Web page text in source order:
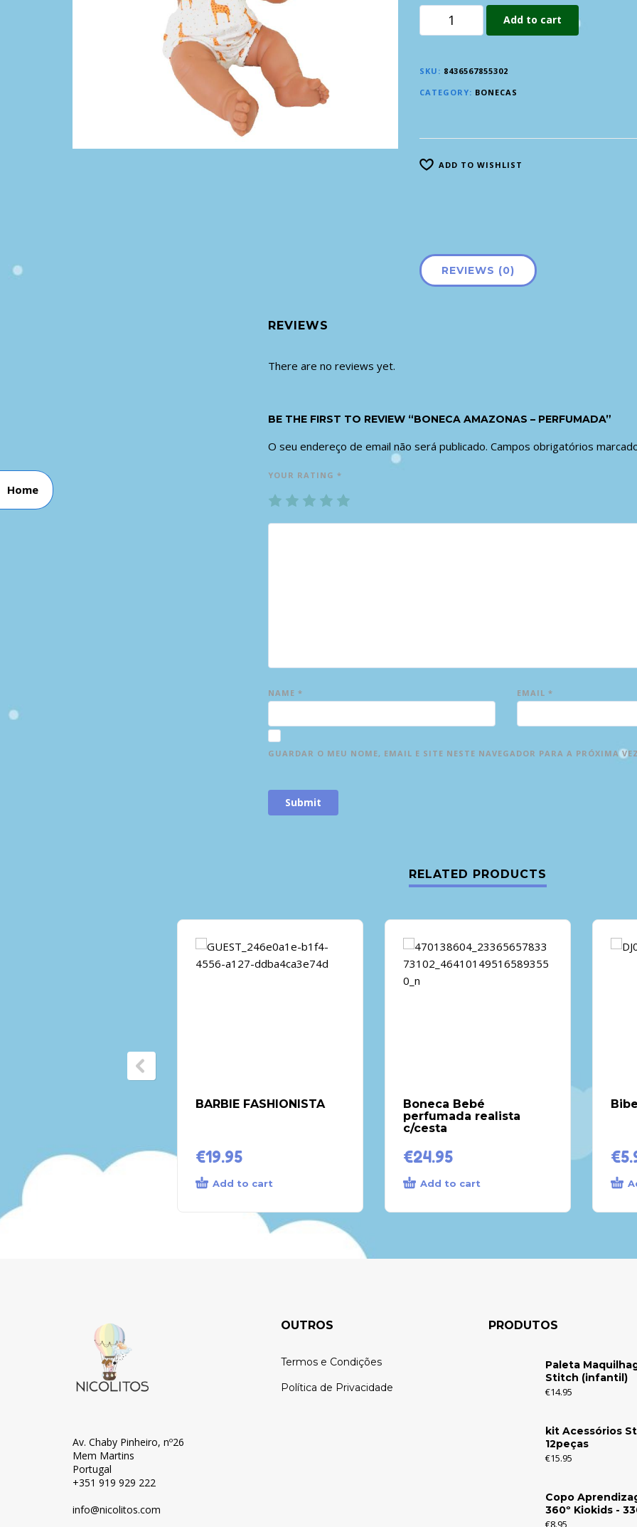
Add to cart
SKU: 8436567855302
CATEGORY: BONECAS
ADD TO WISHLIST
REVIEWS (0)
REVIEWS
There are no reviews yet.
BE THE FIRST TO REVIEW “BONECA AMAZONAS – PERFUMADA”
O seu endereço de email não será publicado. Campos obrigatórios
YOUR RATING *
1 2 3 4
NAME * EMAIL *
GUARDAR O MEU NOME, EMAIL E SITE NESTE NAVEGADOR PARA A PRÓXIMA
RELATED PRODUCTS
BARBIE FASHIONISTA
€19.95
Add to cart
Boneca Bebé
perfumada realista
c/cesta
€24.95
Add to cart
€
Home
Av. Chaby Pinheiro, nº26
Mem Martins
Portugal
+351 919 929 222
info@nicolitos.com
OUTROS
Termos e Condições
Política de Privacidade
PRODUTOS
Paleta
Stitch (infantil)
€14.95
kit Acessórios
12peças
€15.95
Copo
360º Kiokids -
€8.95